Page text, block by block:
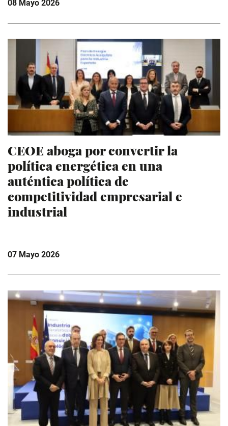
08 Mayo 2026
CEOE aboga por convertir la
política energética en una
auténtica política de
competitividad empresarial e
industrial
07 Mayo 2026